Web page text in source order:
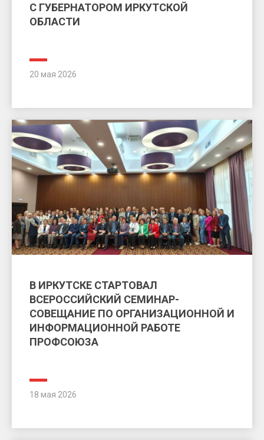
С ГУБЕРНАТОРОМ ИРКУТСКОЙ
ОБЛАСТИ
20 мая 2026
В ИРКУТСКЕ СТАРТОВАЛ
ВСЕРОССИЙСКИЙ СЕМИНАР-
СОВЕЩАНИЕ ПО ОРГАНИЗАЦИОННОЙ И
ИНФОРМАЦИОННОЙ РАБОТЕ
ПРОФСОЮЗА
18 мая 2026